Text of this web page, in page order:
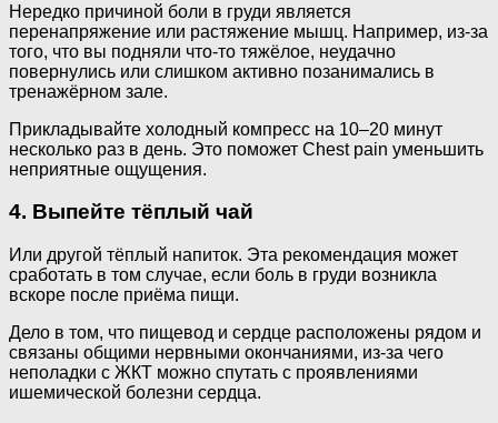
Нередко причиной боли в груди является
перенапряжение или растяжение мышц. Например, из-за
того, что вы подняли что-то тяжёлое, неудачно
повернулись или слишком активно позанимались в
тренажёрном зале.
Прикладывайте холодный компресс на 10–20 минут
несколько раз в день. Это поможет Chest pain уменьшить
неприятные ощущения.
4. Выпейте тёплый чай
Или другой тёплый напиток. Эта рекомендация может
сработать в том случае, если боль в груди возникла
вскоре после приёма пищи.
Дело в том, что пищевод и сердце расположены рядом и
связаны общими нервными окончаниями, из-за чего
неполадки с ЖКТ можно спутать с проявлениями
ишемической болезни сердца.